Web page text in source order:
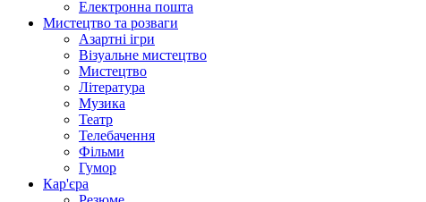
Електронна пошта
Мистецтво та розваги
Азартні ігри
Візуальне мистецтво
Мистецтво
Література
Музика
Театр
Телебачення
Фільми
Гумор
Кар'єра